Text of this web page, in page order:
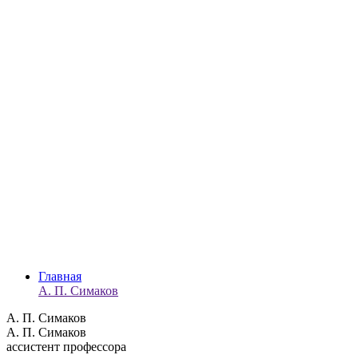
Главная
А. П. Симаков
А. П. Симаков
А. П. Симаков
aссистент профессора